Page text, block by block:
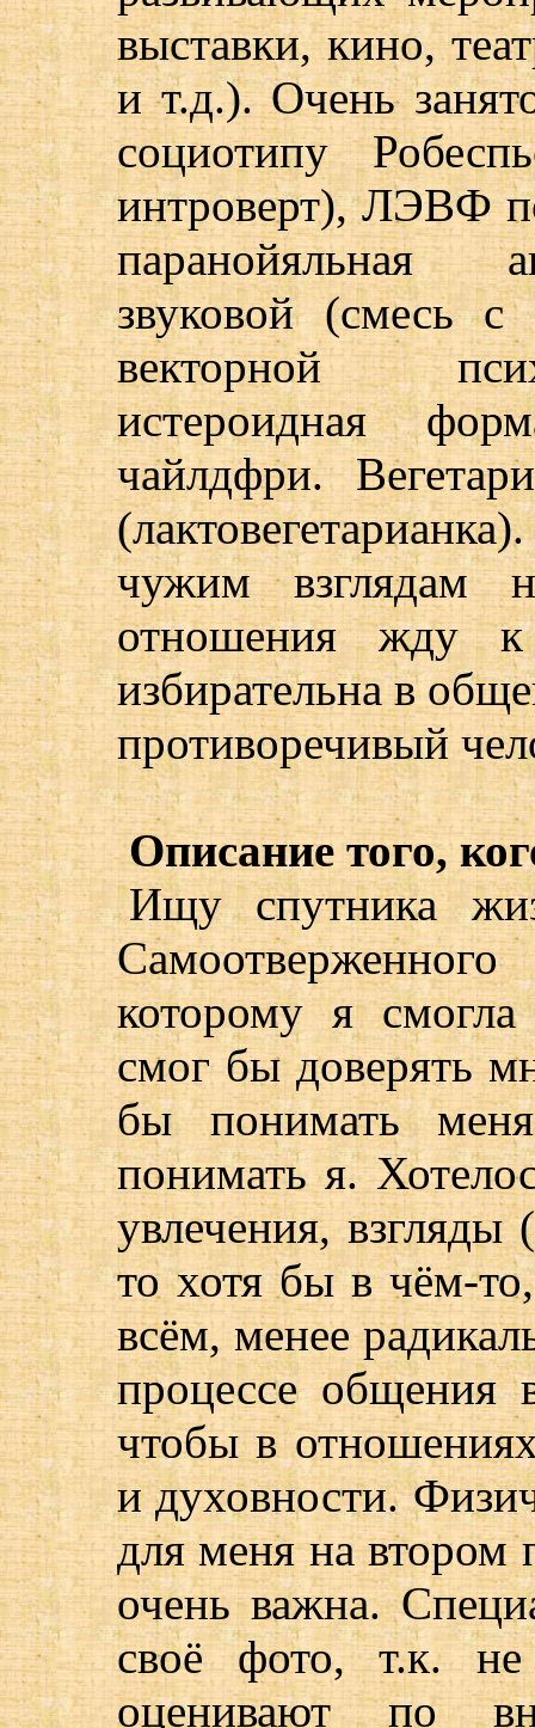
выставки, кино,
и т.д.). Очень
социотипу
интроверт), ЛЭВФ
паранойяльная
звуковой (смесь с
векторной
истероидная
чайлдфри.
чужим взглядам
отношения жду
избирательна в
противоречивый
Описание того,
Ищу спутника
которому я
смог бы доверять
бы понимать
понимать я.
увлечения,
то хотя бы в чём-
всём, менее
процессе общения
чтобы в
и духовности.
для меня на втором
очень важна.
своё фото, т.к.
оценивают по